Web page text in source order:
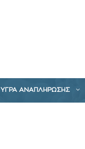
ΥΓΡΑ ΑΝΑΠΛΗΡΩΣΗΣ